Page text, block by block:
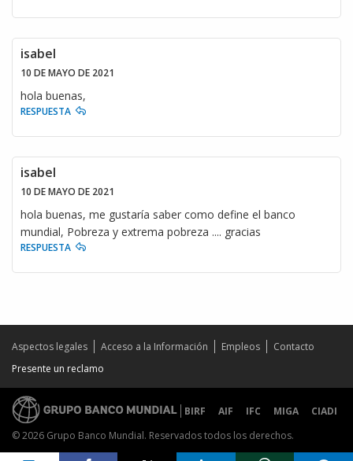
isabel
10 DE MAYO DE 2021
hola buenas,
RESPUESTA
isabel
10 DE MAYO DE 2021
hola buenas, me gustaría saber como define el banco
mundial, Pobreza y extrema pobreza .... gracias
RESPUESTA
Share on
Aspectos legales Acceso a la Información Empleos
Contacto
Presente un reclamo
BIRF AIF IFC MIGA
CIADI
© 2026 Grupo Banco Mundial. Reservados todos los derechos.